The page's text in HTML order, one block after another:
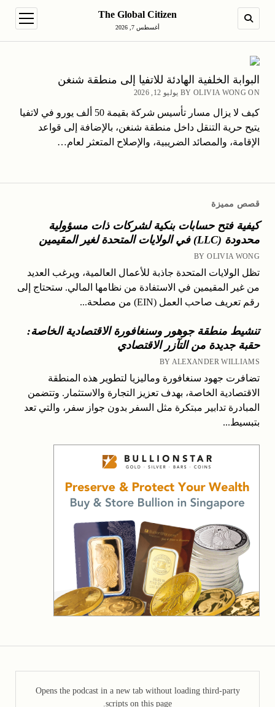
SEARCH
The Global Citizen
أغسطس 7, 2026
menu
قصص مميزة
كيفية فتح حسابات بنكية لشركات ذات مسؤولية
محدودة (LLC) في الولايات المتحدة لغير المقيمين
BY OLIVIA WONG
تظل الولايات المتحدة جاذبة للأعمال العالمية، ويرغب العديد
من غير المقيمين في الاستفادة من نظامها المالي. ستحتاج إلى
رقم تعريف صاحب العمل (EIN) من مصلحة...
تنشيط منطقة جوهور وسنغافورة الاقتصادية الخاصة:
حقبة جديدة من التآزر الاقتصادي
BY ALEXANDER WILLIAMS
تضافرت جهود سنغافورة وماليزيا لتطوير هذه المنطقة
الاقتصادية الخاصة، بهدف تعزيز التجارة والاستثمار. وتتضمن
المبادرة تدابير مبتكرة مثل السفر بدون جواز سفر، والتي تعد
بتبسيط...
البوابة الخلفية الهادئة للاتفيا إلى منطقة شنغن
BY OLIVIA WONG ON يوليو 12, 2026
كيف لا يزال مسار تأسيس شركة بقيمة 50 ألف يورو في لاتفيا
يتيح حرية التنقل داخل منطقة شنغن، بالإضافة إلى قواعد
الإقامة، والمصائد الضريبية، والإصلاح المتعثر لعام…
Opens the podcast in a new tab without loading third-party
scripts on this page.